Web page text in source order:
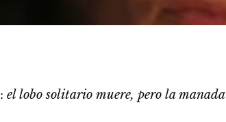
el lobo solitario muere, pero la